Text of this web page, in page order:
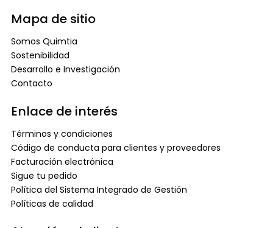
Mapa de sitio
Somos Quimtia
Sostenibilidad
Desarrollo e Investigación
Contacto
Enlace de interés
Términos y condiciones
Código de conducta para clientes y proveedores
Facturación electrónica
Sigue tu pedido
Política del Sistema Integrado de Gestión
Políticas de calidad